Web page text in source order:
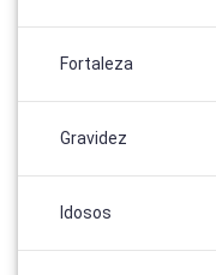
Fortaleza
Gravidez
Idosos